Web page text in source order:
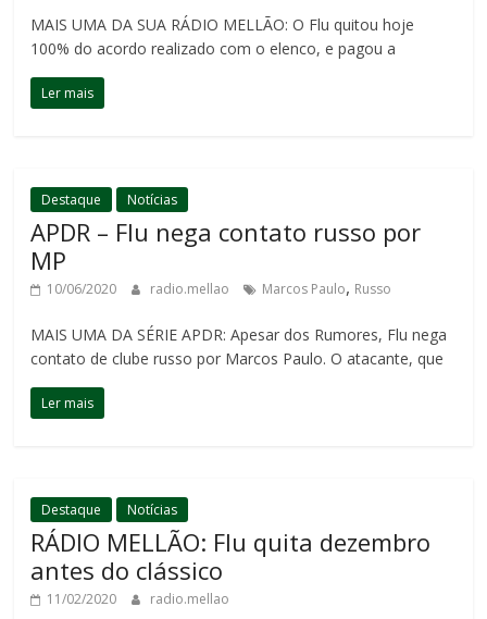
MAIS UMA DA SUA RÁDIO MELLÃO: O Flu quitou hoje
100% do acordo realizado com o elenco, e pagou a
Ler mais
Destaque Notícias
APDR – Flu nega contato russo por
MP
10/06/2020 radio.mellao Marcos Paulo, Russo
MAIS UMA DA SÉRIE APDR: Apesar dos Rumores, Flu nega
contato de clube russo por Marcos Paulo. O atacante, que
Ler mais
Destaque Notícias
RÁDIO MELLÃO: Flu quita dezembro
antes do clássico
11/02/2020 radio.mellao